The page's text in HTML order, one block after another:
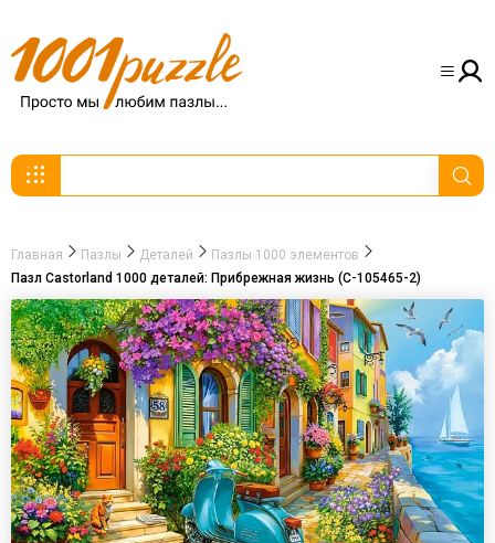
Главная Пазлы Деталей
Пазлы 1000 элементов
Пазл Castorland 1000 деталей: Прибрежная жизнь (C-105465-2)